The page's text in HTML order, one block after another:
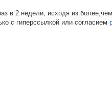
в 2 недели, исходя из
с гиперссылкой или согласием